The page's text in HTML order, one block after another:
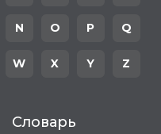
N O P Q
W X Y Z
Словарь